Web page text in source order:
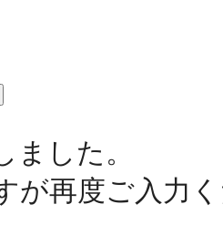
ました。
が再度ご入力